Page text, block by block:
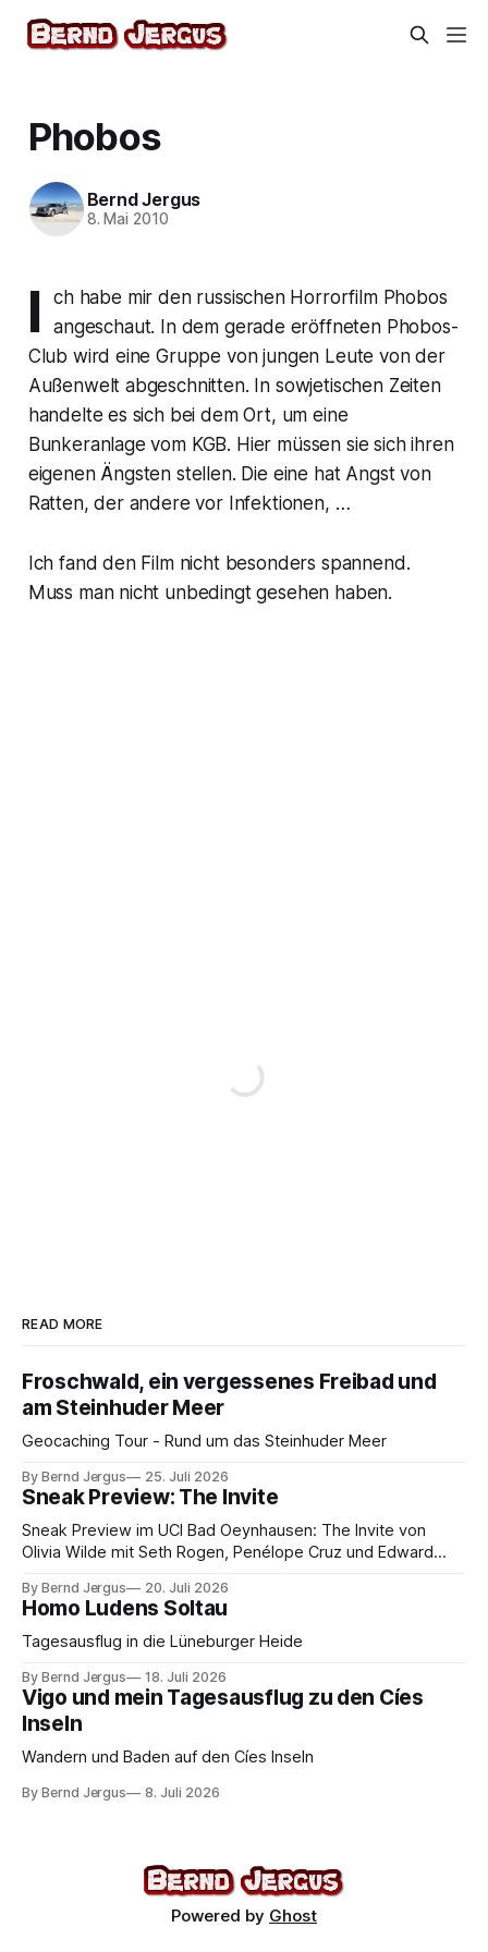
Phobos
Bernd Jergus
8. Mai 2010
I
ch habe mir den russischen Horrorfilm Phobos
angeschaut. In dem gerade eröffneten Phobos-
Club wird eine Gruppe von jungen Leute von der
Außenwelt abgeschnitten. In sowjetischen Zeiten
handelte es sich bei dem Ort, um eine
Bunkeranlage vom KGB. Hier müssen sie sich ihren
eigenen Ängsten stellen. Die eine hat Angst von
Ratten, der andere vor Infektionen, …
Ich fand den Film nicht besonders spannend.
Muss man nicht unbedingt gesehen haben.
READ MORE
Froschwald, ein vergessenes Freibad und
am Steinhuder Meer
Geocaching Tour - Rund um das Steinhuder Meer
By Bernd Jergus 25. Juli 2026
Sneak Preview: The Invite
Sneak Preview im UCI Bad Oeynhausen: The Invite von
Olivia Wilde mit Seth Rogen, Penélope Cruz und Edward
By Bernd Jergus 20. Juli 2026
Homo Ludens Soltau
Tagesausflug in die Lüneburger Heide
By Bernd Jergus 18. Juli 2026
Vigo und mein Tagesausflug zu den Cíes
Inseln
Wandern und Baden auf den Cíes Inseln
By Bernd Jergus 8. Juli 2026
Powered by Ghost